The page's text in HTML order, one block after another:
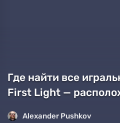
Где найти все
First Light —
Alexander Pushkov